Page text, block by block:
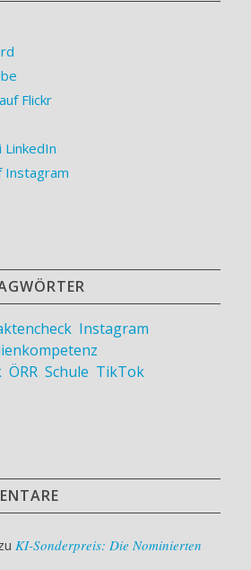
Flickr
Instagram
, Instagram
, ÖRR, Schule TikTok
KI-Sonderpreis: Die Nominierten